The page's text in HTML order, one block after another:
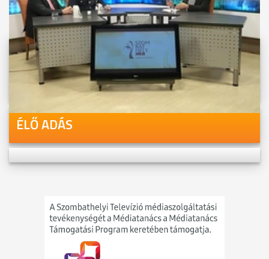
Videóink megtekinthetőek
Youtube-csatornánkon is!
ÉLŐ ADÁS